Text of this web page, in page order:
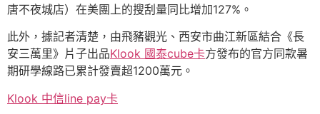
唐不夜城店）在美團上的搜刮量同比增加127%。
此外，據記者清楚，由飛豬觀光、西安市曲江新區結合《長
安三萬里》片子出品Klook 國泰cube卡方發布的官方同款暑
期研學線路已累計發賣超1200萬元。
Klook 中信line pay卡